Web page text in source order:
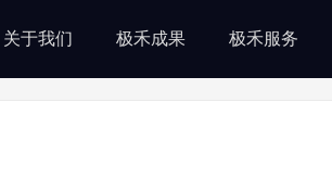
关于我们 极禾成果 极禾服务